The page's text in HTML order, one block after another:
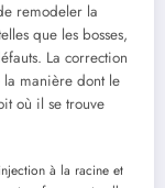
remodeler la
que les bosses,
La correction
manière dont le
où il se trouve
à la racine et